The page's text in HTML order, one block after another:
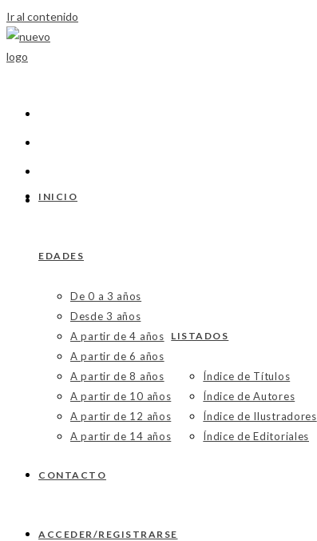
Ir al contenido
INICIO
EDADES
De 0 a 3 años
Desde 3 años
A partir de 4 años
A partir de 6 años
A partir de 8 años
A partir de 10 años
A partir de 12 años
A partir de 14 años
LISTADOS
Índice de Títulos
Índice de Autores
Índice de Ilustradores
Índice de Editoriales
CONTACTO
ACCEDER/REGISTRARSE